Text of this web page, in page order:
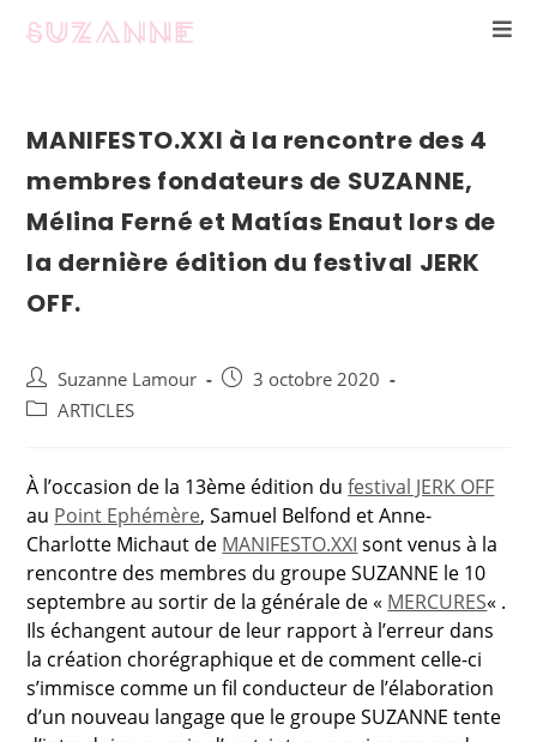
MANIFESTO.XXI à la rencontre des 4
membres fondateurs de SUZANNE,
Mélina Ferné et Matías Enaut lors de
la dernière édition du festival JERK
OFF.
Suzanne Lamour
3 octobre 2020
ARTICLES
À l’occasion de la 13ème édition dufestival JERK OFF
au Point Ephémère, Samuel Belfond et Anne-
Charlotte Michaut de MANIFESTO.XXI sont venus à la
rencontre des membres du groupe SUZANNE le 10
septembre au sortir de la générale de « MERCURES« .
Ils échangent autour de leur rapport à l’erreur dans
la création chorégraphique et de comment celle-ci
s’immisce comme un fil conducteur de l’élaboration
d’un nouveau langage que le groupe SUZANNE tente